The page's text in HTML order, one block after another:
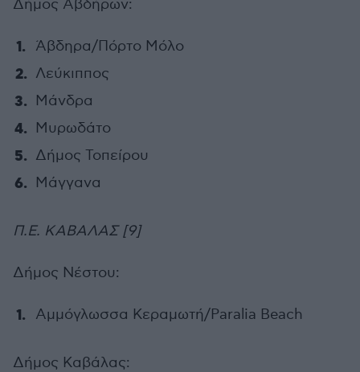
Δήμος Αβδήρων:
Άβδηρα/Πόρτο Μόλο
Λεύκιππος
Μάνδρα
Μυρωδάτο
Δήμος Τοπείρου
Μάγγανα
Π.Ε. ΚΑΒΑΛΑΣ [9]
Δήμος Νέστου:
Αμμόγλωσσα Κεραμωτή/Paralia Beach
Δήμος Καβάλας: